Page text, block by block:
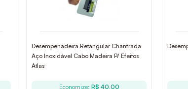
Desempenadeira Retangular Chanfrada
Aço Inoxidável Cabo Madeira P/ Efeitos
Atlas
Economize: R$ 40,00